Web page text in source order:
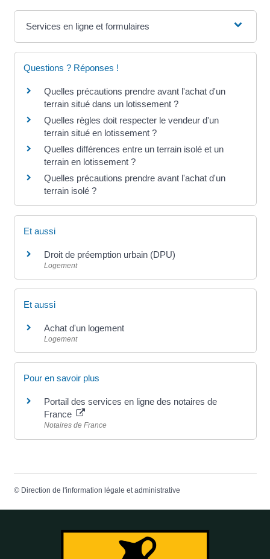
Services en ligne et formulaires
Questions ? Réponses !
Quelles précautions prendre avant l'achat d'un
terrain situé dans un lotissement ?
Quelles règles doit respecter le vendeur d'un
terrain situé en lotissement ?
Quelles différences entre un terrain isolé et un
terrain en lotissement ?
Quelles précautions prendre avant l'achat d'un
terrain isolé ?
Et aussi
Droit de préemption urbain (DPU)
Logement
Et aussi
Achat d'un logement
Logement
Pour en savoir plus
Portail des services en ligne des notaires de
France
Notaires de France
© Direction de l'information légale et administrative